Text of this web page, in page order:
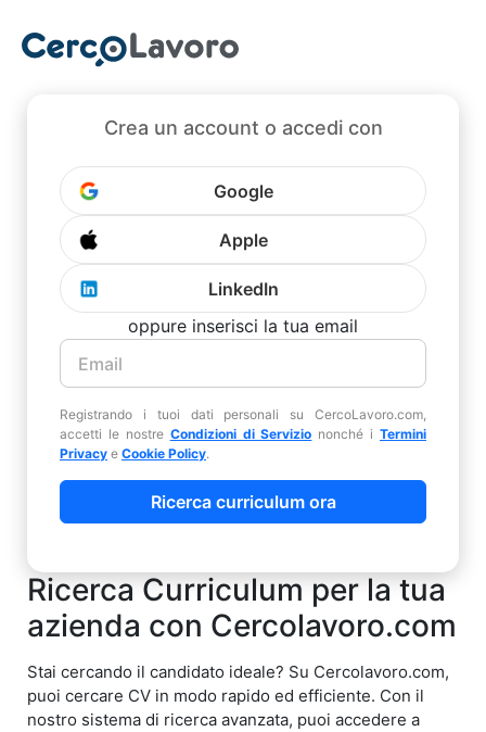
Ricerca Curriculum per la tua
azienda con Cercolavoro.com
Stai cercando il candidato ideale? Su Cercolavoro.com,
puoi cercare CV in modo rapido ed efficiente. Con il
nostro sistema di ricerca avanzata, puoi accedere a
Crea un account o accedi con
Google
Apple
LinkedIn
oppure inserisci la tua email
Registrando i tuoi dati personali su CercoLavoro.com,
accetti le nostre Condizioni di Servizio nonché i Termini
Privacy e Cookie Policy.
Ricerca curriculum ora